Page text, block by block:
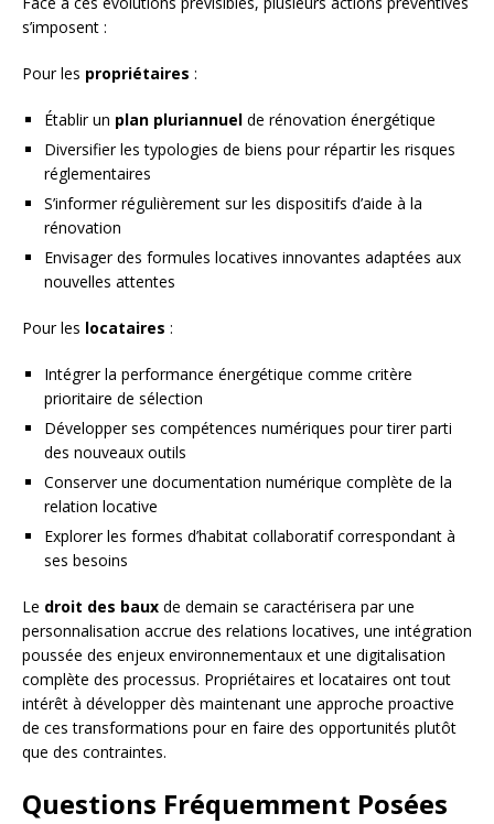
s’imposent :
Pour les propriétaires :
Établir un plan pluriannuel de rénovation énergétique
Diversifier les typologies de biens pour répartir les risques
réglementaires
S’informer régulièrement sur les dispositifs d’aide à la
rénovation
Envisager des formules locatives innovantes adaptées aux
nouvelles attentes
Pour les locataires :
Intégrer la performance énergétique comme critère
prioritaire de sélection
Développer ses compétences numériques pour tirer parti
des nouveaux outils
Conserver une documentation numérique complète de la
relation locative
Explorer les formes d’habitat collaboratif correspondant à
ses besoins
Le droit des baux de demain se caractérisera par une
personnalisation accrue des relations locatives, une intégration
poussée des enjeux environnementaux et une digitalisation
complète des processus. Propriétaires et locataires ont tout
intérêt à développer dès maintenant une approche proactive
de ces transformations pour en faire des opportunités plutôt
que des contraintes.
Questions Fréquemment Posées